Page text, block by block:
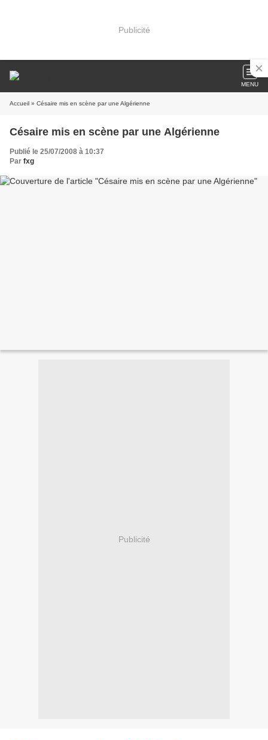
Publicité
MENU
Accueil » Césaire mis en scène par une Algérienne
Césaire mis en scène par une Algérienne
Publié le 25/07/2008 à 10:37
Par fxg
Publicité